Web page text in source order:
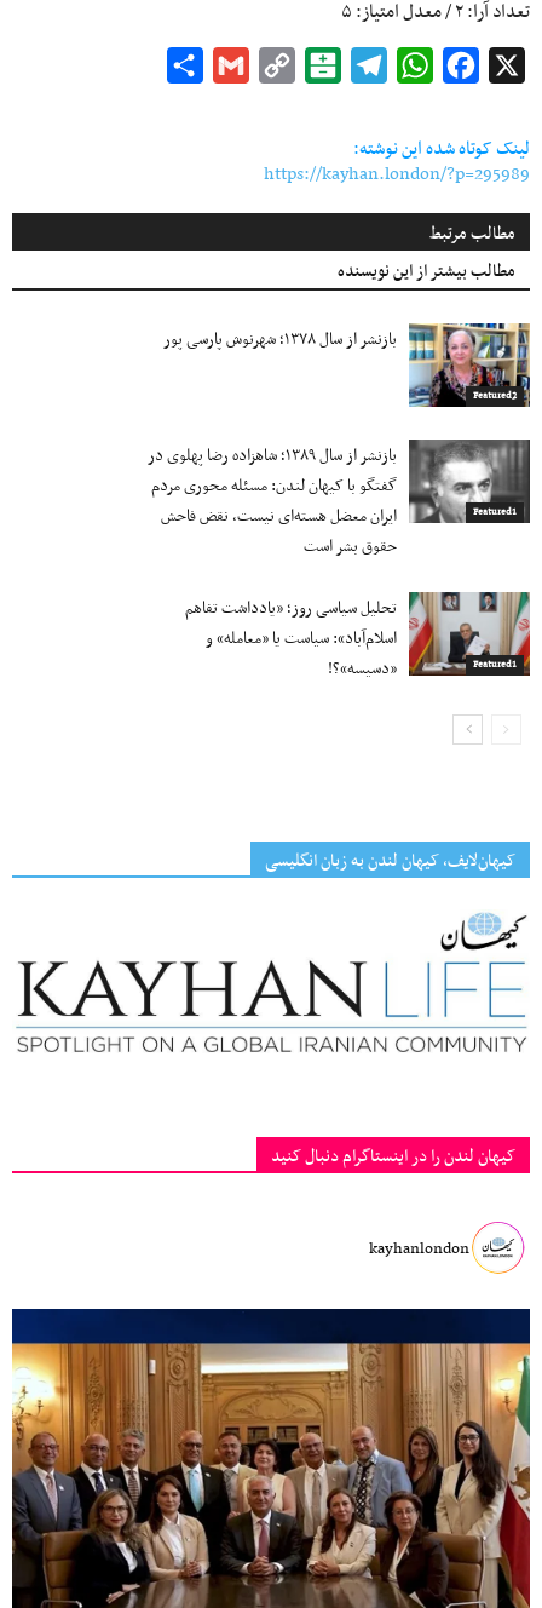
تعداد آرا:۲/ معدل امتیاز:۵
Facebook
WhatsApp
Telegram
Balatarin
Copy
Gmail
لینک کوتاه شده این نوشته:
https://kayhan.london/?p=295989
مطالب مرتبط
مطالب بیشتر از این نویسنده
Featured2
بازنشر از سال ۱۳۷۸؛ شهرنوش پارسی پور
Featured1
بازنشر از سال ۱۳۸۹؛ شاهزاده رضا پهلوی در
گفتگو با کیهان لندن: مسئله محوری مردم
ایران معضل هسته‌ای نیست، نقض فاحش
حقوق بشر است
Featured1
تحلیل سیاسی روز؛ «یادداشت تفاهم
اسلام‌آباد»: سیاست یا «معامله» و
«دسیسه»؟!
کیهان‌لایف، کیهان لندن به زبان انگلیسی
کیهان لندن را در اینستاگرام دنبال کنید
kayhanlondon